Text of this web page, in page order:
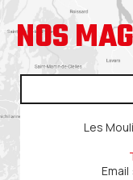
NOS
Les
Email :